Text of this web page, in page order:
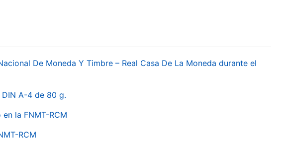
De Moneda Y Timbre – Real Casa De La Moneda durante el
A-4 de 80 g.
la FNMT-RCM
RCM